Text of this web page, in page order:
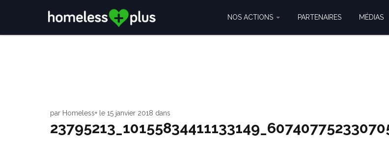
NOS ACTIONS PARTENAIRES MÉDIAS
par Homeless+ le 15 janvier 2018 dans